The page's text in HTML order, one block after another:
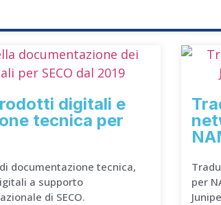
digitali e
tecnica per
documentazione tecnica,
a supporto
di SECO.
per